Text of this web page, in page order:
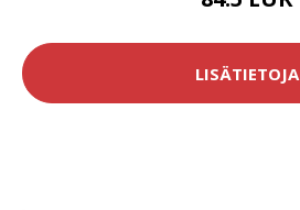
LISÄTIETOJA